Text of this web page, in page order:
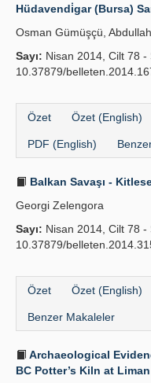
Hüdavendi̇gar (Bursa)
Osman Gümüşçü,
Sayı: Nisan 2014, Cilt 78 -
10.37879/
Özet Özet (English)
PDF (English)
Balkan Savaşı -
Georgi Zelengora
Sayı: Nisan 2014, Cilt 78 -
10.37879/
Özet Özet (English)
Benzer Makaleler
Archaeological
BC Potter’s Kiln at